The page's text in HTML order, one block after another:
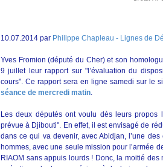
10.07.2014 par Philippe Chapleau - Lignes de
Yves Fromion (député du Cher) et son
9 juillet leur rapport sur "l’évaluation du
cours". Ce rapport sera en ligne samedi sur le
séance de mercredi matin.
Les deux députés ont voulu dès leurs propos
prévue à Djibouti". En effet, il est envisagé de
dans ce qui va devenir, avec Abidjan, l’une
hommes, avec une seule mission pour l’armée
RIAOM sans appuis lourds ! Donc, la moitié